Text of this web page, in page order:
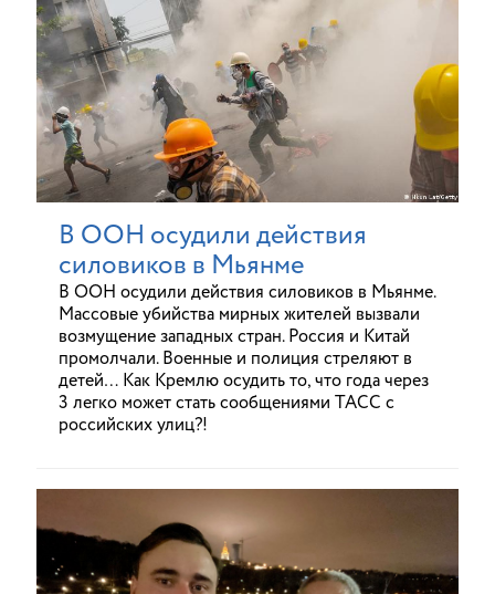
В ООН осудили действия
силовиков в Мьянме
В ООН осудили действия силовиков в Мьянме.
Массовые убийства мирных жителей вызвали
возмущение западных стран. Россия и Китай
промолчали. Военные и полиция стреляют в
детей… Как Кремлю осудить то, что года через
3 легко может стать сообщениями ТАСС с
российских улиц?!